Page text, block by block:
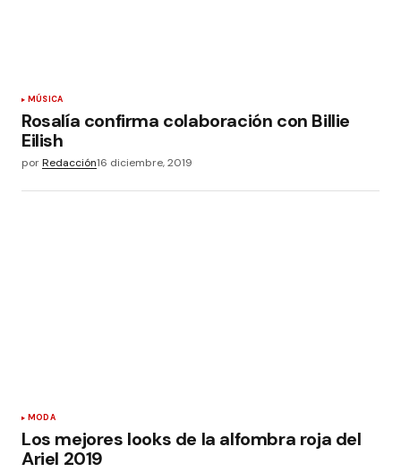
MÚSICA
Rosalía confirma colaboración con Billie
Eilish
porRedacción16 diciembre, 2019
MODA
Los mejores looks de la alfombra roja del
Ariel 2019